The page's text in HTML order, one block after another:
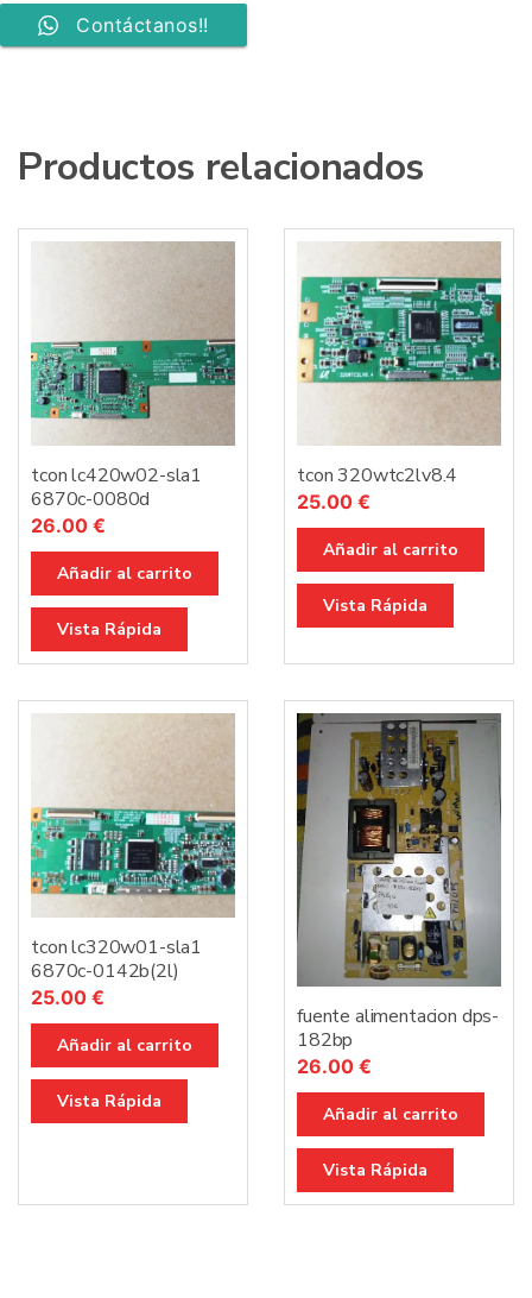
Contáctanos!!
Productos relacionados
tcon lc420w02-sla1
6870c-0080d
26.00 €
Añadir al carrito
Vista Rápida
tcon 320wtc2lv8.4
25.00 €
Añadir al carrito
Vista Rápida
tcon lc320w01-sla1
6870c-0142b(2l)
25.00 €
Añadir al carrito
Vista Rápida
fuente alimentacion dps-
182bp
26.00 €
Añadir al carrito
Vista Rápida